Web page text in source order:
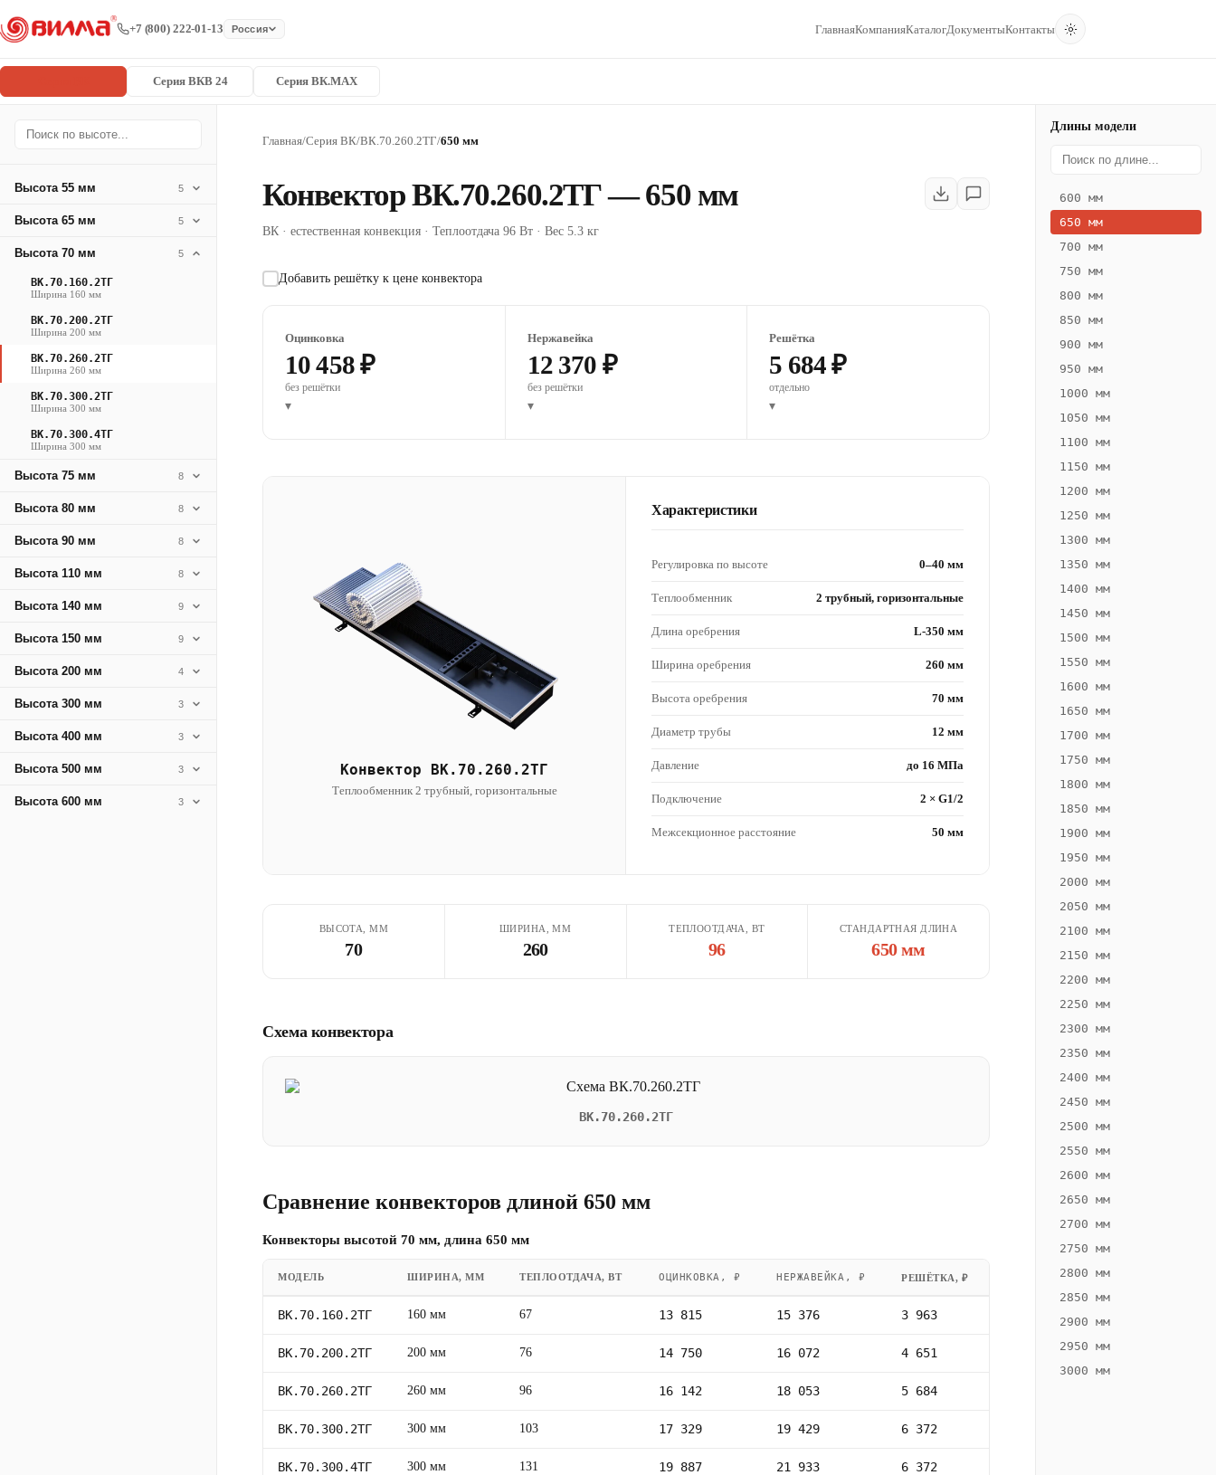
+7 (800) 222-01-13 Россия ГлавнаяКомпанияКаталогДокументыКонтакты
Серия ВКВ 24 Серия ВК.MAX
Высота 55 мм 5
Высота 65 мм 5
Высота 70 мм 5
ВК.70.160.2ТГ
Ширина 160 мм
ВК.70.200.2ТГ
Ширина 200 мм
ВК.70.260.2ТГ
Ширина 260 мм
ВК.70.300.2ТГ
Ширина 300 мм
ВК.70.300.4ТГ
Ширина 300 мм
Высота 75 мм 8
Высота 80 мм 8
Высота 90 мм 8
Высота 110 мм 8
Высота 140 мм 9
Высота 150 мм 9
Высота 200 мм 4
Высота 300 мм 3
Высота 400 мм 3
Высота 500 мм 3
Высота 600 мм 3
Главная/Серия ВК/ВК.70.260.2ТГ/650 мм
Конвектор ВК.70.260.2ТГ — 650 мм
ВК · естественная конвекция · Теплоотдача 96 Вт · Вес 5.3 кг
Добавить решётку к цене конвектора
Оцинковка
10 458 ₽
без решётки
▾
Нержавейка
12 370 ₽
без решётки
▾
Решётка
5 684 ₽
отдельно
▾
Конвектор ВК.70.260.2ТГ
Теплообменник 2 трубный, горизонтальные
Характеристики
Регулировка по высоте 0–40 мм
Теплообменник 2 трубный, горизонтальные
Длина оребрения L-350 мм
Ширина оребрения 260 мм
Высота оребрения 70 мм
Диаметр трубы 12 мм
Давление до 16 МПа
Подключение 2 × G1/2
Межсекционное расстояние 50 мм
ВЫСОТА, ММ
70
ШИРИНА, ММ
260
ТЕПЛООТДАЧА, ВТ
96
СТАНДАРТНАЯ ДЛИНА
650 мм
Схема конвектора
ВК.70.260.2ТГ
Сравнение конвекторов длиной 650 мм
Конвекторы высотой 70 мм, длина 650 мм
МОДЕЛЬ ШИРИНА, ММ ТЕПЛООТДАЧА, ВТ ОЦИНКОВКА, ₽ НЕРЖАВЕЙКА, ₽ РЕШЁТКА, ₽
ВК.70.160.2ТГ 160 мм 67 13 815 15 376 3 963
ВК.70.200.2ТГ 200 мм 76 14 750 16 072 4 651
ВК.70.260.2ТГ 260 мм 96 16 142 18 053 5 684
ВК.70.300.2ТГ 300 мм 103 17 329 19 429 6 372
ВК.70.300.4ТГ 300 мм 131 19 887 21 933 6 372
Длины модели
600 мм
650 мм
700 мм
750 мм
800 мм
850 мм
900 мм
950 мм
1000 мм
1050 мм
1100 мм
1150 мм
1200 мм
1250 мм
1300 мм
1350 мм
1400 мм
1450 мм
1500 мм
1550 мм
1600 мм
1650 мм
1700 мм
1750 мм
1800 мм
1850 мм
1900 мм
1950 мм
2000 мм
2050 мм
2100 мм
2150 мм
2200 мм
2250 мм
2300 мм
2350 мм
2400 мм
2450 мм
2500 мм
2550 мм
2600 мм
2650 мм
2700 мм
2750 мм
2800 мм
2850 мм
2900 мм
2950 мм
3000 мм